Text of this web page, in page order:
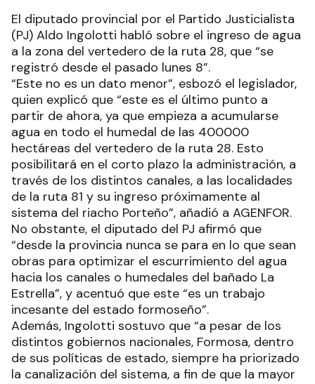
El diputado provincial por el Partido Justicialista
(PJ) Aldo Ingolotti habló sobre el ingreso de agua
a la zona del vertedero de la ruta 28, que “se
registró desde el pasado lunes 8”.
“Este no es un dato menor”, esbozó el legislador,
quien explicó que “este es el último punto a
partir de ahora, ya que empieza a acumularse
agua en todo el humedal de las 400000
hectáreas del vertedero de la ruta 28. Esto
posibilitará en el corto plazo la administración, a
través de los distintos canales, a las localidades
de la ruta 81 y su ingreso próximamente al
sistema del riacho Porteño”, añadió a AGENFOR.
No obstante, el diputado del PJ afirmó que
“desde la provincia nunca se para en lo que sean
obras para optimizar el escurrimiento del agua
hacia los canales o humedales del bañado La
Estrella”, y acentuó que este “es un trabajo
incesante del estado formoseño”.
Además, Ingolotti sostuvo que “a pesar de los
distintos gobiernos nacionales, Formosa, dentro
de sus políticas de estado, siempre ha priorizado
la canalización del sistema, a fin de que la mayor